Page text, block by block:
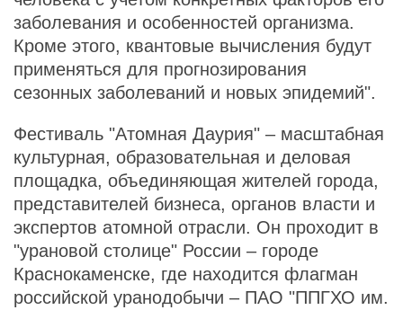
заболевания и особенностей организма.
Кроме этого, квантовые вычисления будут
применяться для прогнозирования
сезонных заболеваний и новых эпидемий".
Фестиваль "Атомная Даурия" – масштабная
культурная, образовательная и деловая
площадка, объединяющая жителей города,
представителей бизнеса, органов власти и
экспертов атомной отрасли. Он проходит в
"урановой столице" России – городе
Краснокаменске, где находится флагман
российской уранодобычи – ПАО "ППГХО им.